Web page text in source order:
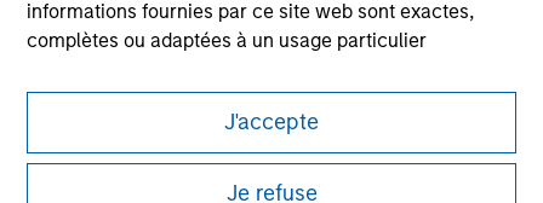
informations fournies par ce site web sont exactes,
complètes ou adaptées à un usage particulier
Les demandes de souscription d'actions de l'un des
Compartiments mentionnés sur le Site Internet ne
doivent être faites que sur la base des informations
J'accepte
Je refuse
Ce document est une communication promotionnelle.
Les utilisateurs sont invités à prendre connaissance des
conditions d’utilisation avant d’engager toute procédure, car
applicables à la diffusion des informations relatives aux produits
d’investissement de Morgan Stanley Investment Management.